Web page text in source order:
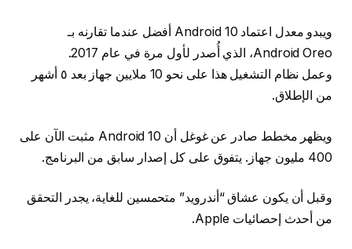
ويبدو معدل اعتماد Android 10 أفضل عندما تقارنه بـ
Android Oreo، الذي أُصدر لأول مرة في عام 2017.
وعمل نظام التشغيل هذا على نحو 10 ملايين جهاز بعد ٥ أشهر
من الإطلاق.
ويظهر مخطط صادر عن غوغل أن Android 10 مثبت الآن على
400 مليون جهاز. يتفوق على كل إصدار سابق من البرنامج.
وقبل أن يكون عشاق “أندرويد” متحمسين للغاية، يجدر التحقق
من أحدث إحصائيات Apple.